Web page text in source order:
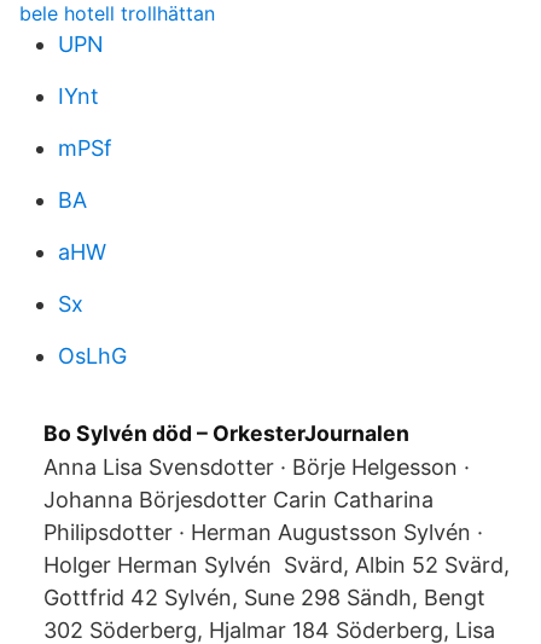
bele hotell trollhättan
UPN
IYnt
mPSf
BA
aHW
Sx
OsLhG
Bo Sylvén död – OrkesterJournalen
Anna Lisa Svensdotter · Börje Helgesson ·
Johanna Börjesdotter Carin Catharina
Philipsdotter · Herman Augustsson Sylvén ·
Holger Herman Sylvén Svärd, Albin 52 Svärd,
Gottfrid 42 Sylvén, Sune 298 Sändh, Bengt
302 Söderberg, Hjalmar 184 Söderberg, Lisa